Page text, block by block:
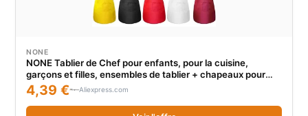
NONE
NONE Tablier de Chef pour enfants, pour la cuisine,
garçons et filles, ensembles de tablier + chapeaux pour
bébé, parfait pour la cuisine, peinture artisanale, cuisine
WQ004
4,39 € Aliexpress.com